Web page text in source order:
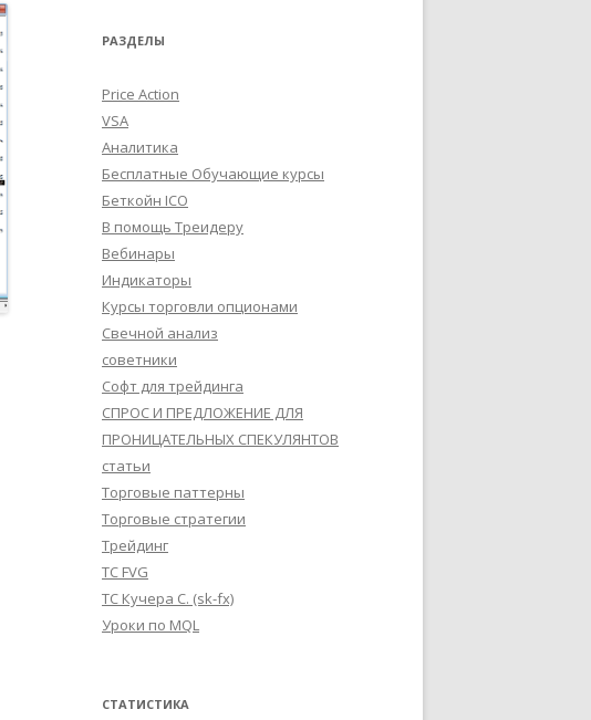
РАЗДЕЛЫ
Price Action
VSA
Аналитика
Бесплатные Обучающие курсы
Беткойн ICO
В помощь Треидеру
Вебинары
Индикаторы
Курсы торговли опционами
Свечной анализ
советники
Софт для трейдинга
СПРОС И ПРЕДЛОЖЕНИЕ ДЛЯ
ПРОНИЦАТЕЛЬНЫХ СПЕКУЛЯНТОВ
статьи
Торговые паттерны
Торговые стратегии
Трейдинг
ТС FVG
ТС Кучера С. (sk-fx)
Уроки по MQL
СТАТИСТИКА